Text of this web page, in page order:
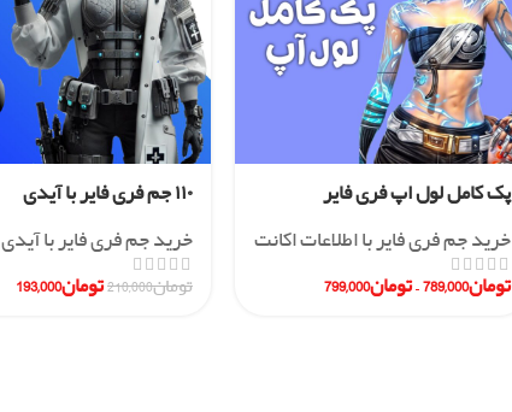
پک کامل لول اپ فری فایر
خرید جم فری فایر با اطلاعات اکانت
تومان789,000
–تومان799,000
۱۱۰ جم فری فایر با آیدی
خرید جم فری فایر با آیدی
تومان210,000تومان193,000